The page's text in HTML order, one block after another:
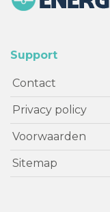
Support
Contact
Privacy policy
Voorwaarden
Sitemap